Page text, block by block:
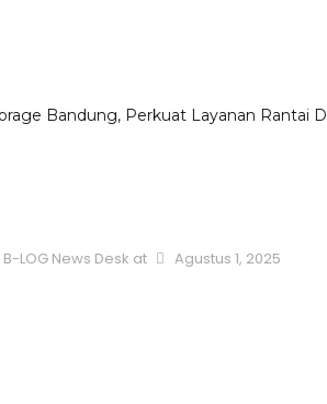
Bandung, Perkuat Layanan Rantai
B-LOG News Desk at
Agustus 1, 2025